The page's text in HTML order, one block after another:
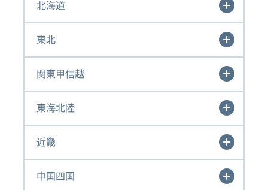
北海道
東北
関東甲信越
東海北陸
近畿
中国四国